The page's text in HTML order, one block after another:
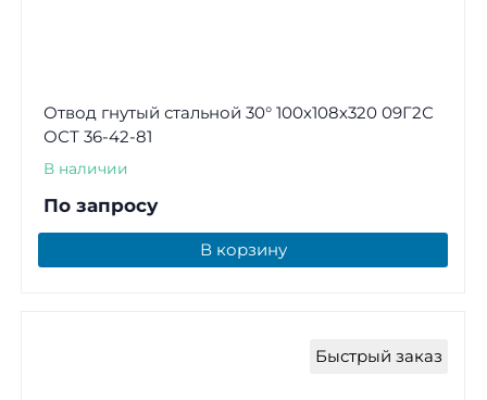
Отвод гнутый стальной 30° 100х108х320 09Г2С
ОСТ 36-42-81
В наличии
По запросу
В корзину
Быстрый заказ